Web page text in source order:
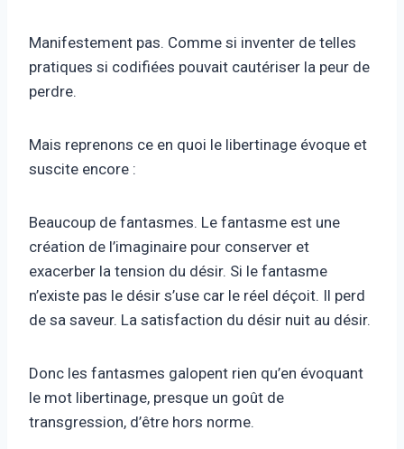
Manifestement pas. Comme si inventer de telles
pratiques si codifiées pouvait cautériser la peur de
perdre.
Mais reprenons ce en quoi le libertinage évoque et
suscite encore :
Beaucoup de fantasmes. Le fantasme est une
création de l’imaginaire pour conserver et
exacerber la tension du désir. Si le fantasme
n’existe pas le désir s’use car le réel déçoit. Il perd
de sa saveur. La satisfaction du désir nuit au désir.
Donc les fantasmes galopent rien qu’en évoquant
le mot libertinage, presque un goût de
transgression, d’être hors norme.